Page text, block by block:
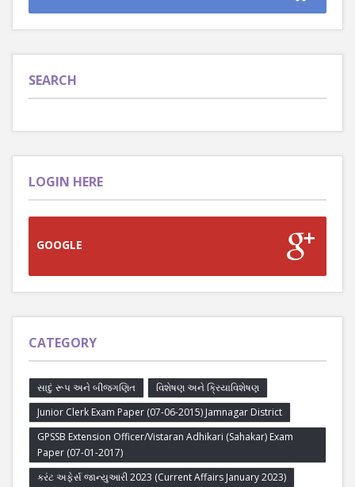
SEARCH
LOGIN HERE
GOOGLE
CATEGORY
સાદું રૂપ અને બીજગણિત
વિશેષણ અને ક્રિયાવિશેષણ
Junior Clerk Exam Paper (07-06-2015) Jamnagar District
GPSSB Extension Officer/Vistaran Adhikari (Sahakar) Exam
Paper (07-01-2017)
કરંટ અફેર્સ જાન્યુઆરી 2023 (Current Affairs January 2023)